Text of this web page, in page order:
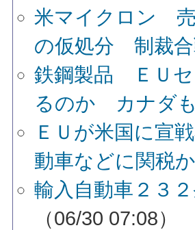
米マイクロン 売
の仮処分 制裁合
鉄鋼製品 ＥＵ
るのか カナダ
ＥＵが米国に宣
動車などに関税
輸入自動車２３
（06/30 07:08）